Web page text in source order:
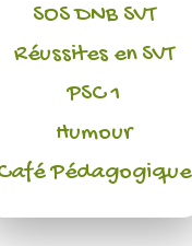
SOS DNB SVT
Réussites en SVT
PSC 1
Humour
Pédagogique